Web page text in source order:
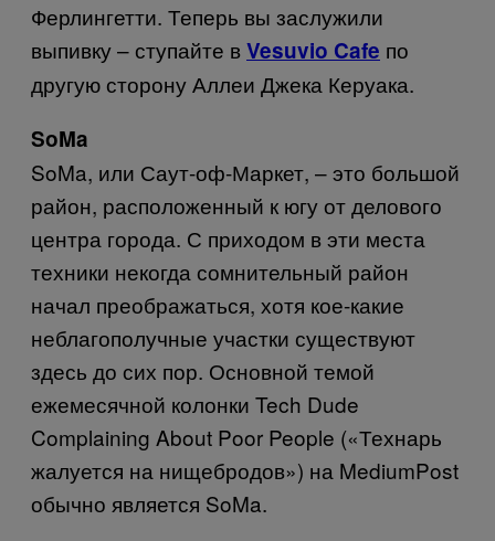
Ферлингетти. Теперь вы заслужили
выпивку – ступайте вVesuvio Cafe по
другую сторону Аллеи Джека Керуака.
SoMa
SoMa, или Саут-оф-Маркет, – это большой
район, расположенный к югу от делового
центра города. С приходом в эти места
техники некогда сомнительный район
начал преображаться, хотя кое-какие
неблагополучные участки существуют
здесь до сих пор. Основной темой
ежемесячной колонки Tech Dude
Complaining About Poor People («Технарь
жалуется на нищебродов») на MediumPost
обычно является SoMa.